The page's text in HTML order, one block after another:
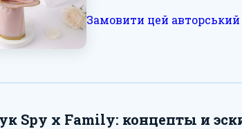
Замовити цей авторський
Spy x Family: концепты и